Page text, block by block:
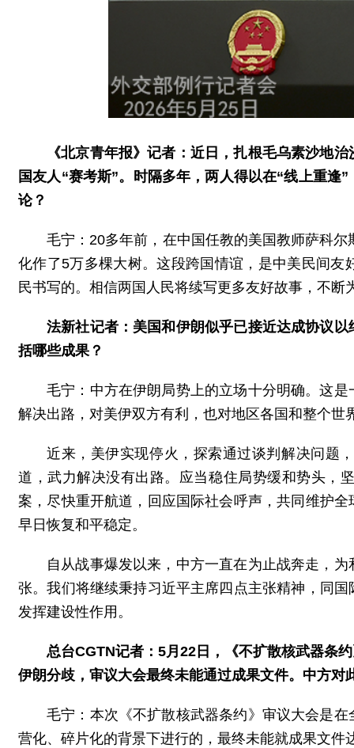
《北京青年报》记者：近日，扎根毛乌素沙地
国友人“赛考斯”。时隔多年，两人得以在“线上重
论？
毛宁：20多年前，在中国任教的美国教师萨科
化作了5万多棵大树。这段跨国情谊，是中美民间
民书写的。相信两国人民将续写更多友好故事，不断
法新社记者：美国和伊朗似乎已接近达成协议
括哪些成果？
毛宁：中方在伊朗局势上的立场十分明确。这
解决出路，对美伊双方有利，也对地区各国和整个世
近来，美伊实现停火，探索通过谈判解决问题
道，武力解决没有出路。应当稳住局势缓和势头，
案，尽快重开航道，回应国际社会呼声，共同维护
早日恢复和平稳定。
自从战事爆发以来，中方一直在为止战奔走，
张。我们将继续秉持习近平主席四点主张精神，同
发挥建设性作用。
总台CGTN记者：5月22日，《不扩散核武器条
伊朗分歧，审议大会最终未能通过成果文件。中方对
毛宁：本次《不扩散核武器条约》审议大会是
营化、碎片化的背景下进行的，最终未能就成果文件